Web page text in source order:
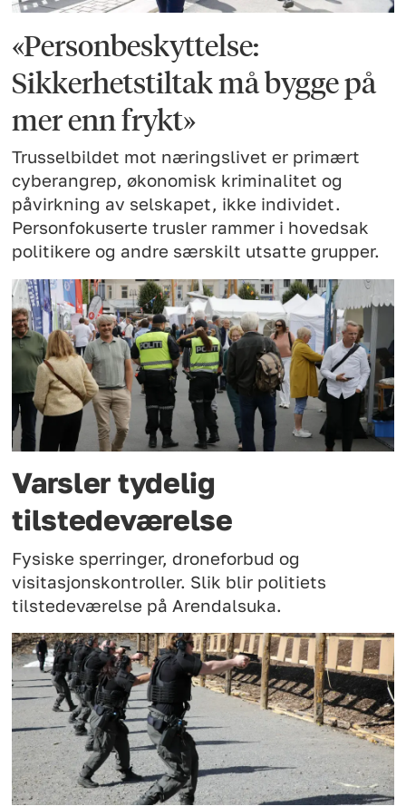
«Personbeskyttelse:
Sikkerhetstiltak må bygge på
mer enn frykt»
Trusselbildet mot næringslivet er primært
cyberangrep, økonomisk kriminalitet og
påvirkning av selskapet, ikke individet.
Personfokuserte trusler rammer i hovedsak
politikere og andre særskilt utsatte grupper.
Varsler tydelig
tilstedeværelse
Fysiske sperringer, droneforbud og
visitasjonskontroller. Slik blir politiets
tilstedeværelse på Arendalsuka.